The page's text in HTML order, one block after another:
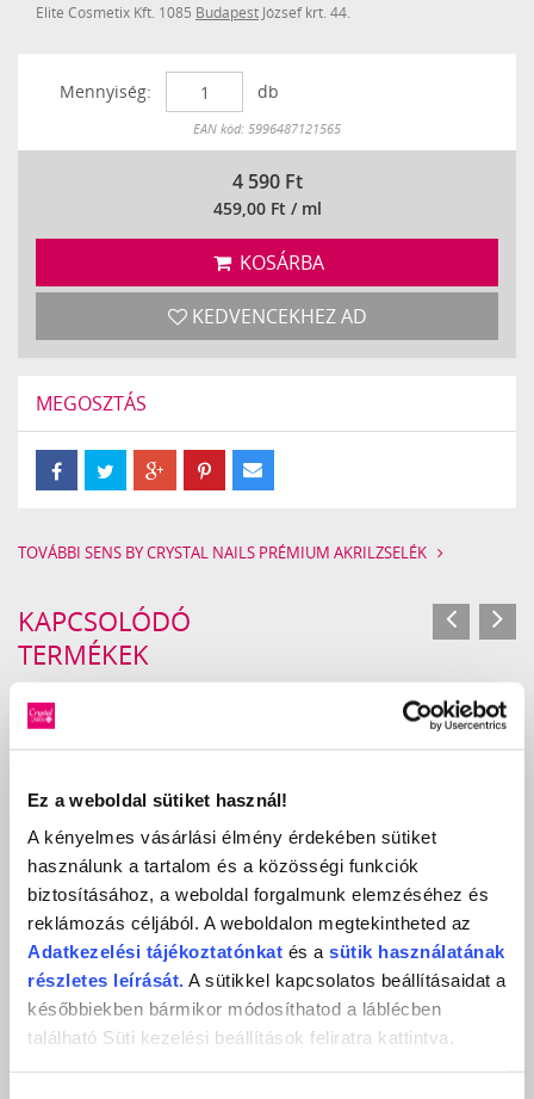
Ez a weboldal sütiket használ!
A kényelmes vásárlási élmény érdekében sütiket
használunk a tartalom és a közösségi funkciók
biztosításához, a weboldal forgalmunk elemzéséhez és
reklámozás céljából. A weboldalon megtekintheted az
Adatkezelési tájékoztatónkat és a sütik használatának
részletes leírását. A sütikkel kapcsolatos beállításaidat a
későbbiekben bármikor módosíthatod a láblécben
található Süti kezelési beállítások feliratra kattintva.
Elite Cosmetix Kft. 1085 Budapest József krt. 44.
Mennyiség: db
Készleten
EAN kód: 5996487121565
4 590 Ft
459,00 Ft / ml
KOSÁRBA
KEDVENCEKHEZ AD
MEGOSZTÁS
TOVÁBBI SENS BY CRYSTAL NAILS PRÉMIUM AKRILZSELÉK
KAPCSOLÓDÓ
TERMÉKEK
SMARTFLOW BUILDER GEL - MILKY ROSE 15ML
4 990 Ft